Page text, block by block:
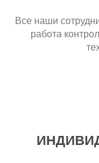
Все наши
работа